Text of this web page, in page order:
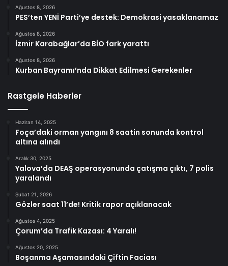
Ağustos 8, 2026
PES’ten YENİ Parti’ye destek: Demokrasi yasaklanamaz
Ağustos 8, 2026
İzmir Karabağlar’da BİO fark yarattı
Ağustos 8, 2026
Kurban Bayramı’nda Dikkat Edilmesi Gerekenler
Rastgele Haberler
Haziran 14, 2025
Foça’daki orman yangını 8 saatin sonunda kontrol
altına alındı
Aralık 30, 2025
Yalova’da DEAŞ operasyonunda çatışma çıktı, 7 polis
yaralandı
Şubat 21, 2026
Gözler saat 11’de! Kritik rapor açıklanacak
Ağustos 4, 2025
Çorum’da Trafik Kazası: 4 Yaralı!
Ağustos 20, 2025
Boşanma Aşamasındaki Çiftin Faciası